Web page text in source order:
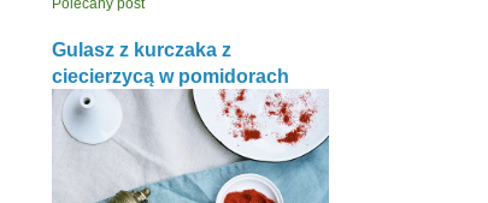
Gulasz z kurczaka z
ciecierzycą w pomidorach